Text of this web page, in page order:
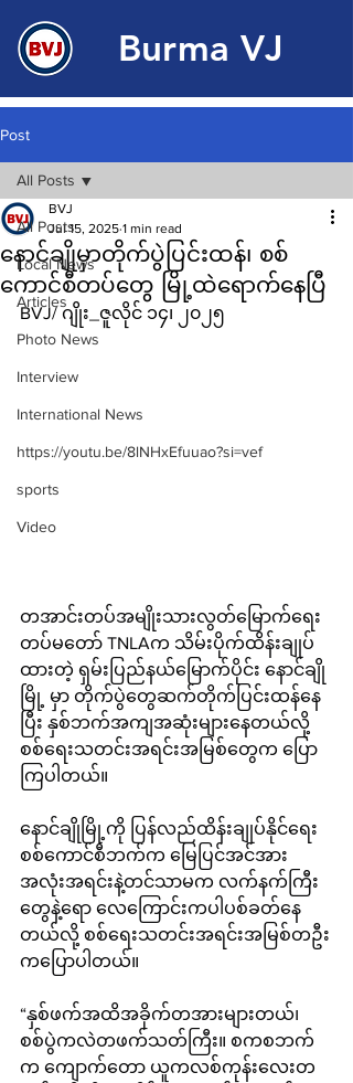
Burma VJ
Post
All Posts
Local News
Articles
Photo News
Interview
International News
https://youtu.be/8lNHxEfuuao?si=vef
sports
Video
All Posts
နောင်ချိုမှာတိုက်ပွဲပြင်းထန်၊ စစ်
ကောင်စီတပ်တွေ မြို့ထဲရောက်နေပြီ
BVJ
Jul 15, 2025 1 min read
BVJ/ ဂျိုး_ဇူလိုင် ၁၄၊ ၂၀၂၅
တအာင်းတပ်အမျိုးသားလွတ်မြောက်ရေး
တပ်မတော် TNLAက သိမ်းပိုက်ထိန်းချုပ်
ထားတဲ့ ရှမ်းပြည်နယ်မြောက်ပိုင်း နောင်ချို
မြို့ မှာ တိုက်ပွဲတွေဆက်တိုက်ပြင်းထန်နေ
ပြီး နှစ်ဘက်အကျအဆုံးများနေတယ်လို့
စစ်ရေးသတင်းအရင်းအမြစ်တွေက ပြော
ကြပါတယ်။
နောင်ချိုမြို့ကို ပြန်လည်ထိန်းချုပ်နိုင်ရေး
စစ်ကောင်စီဘက်က မြေပြင်အင်အား
အလုံးအရင်းနဲ့တင်သာမက လက်နက်ကြီး
တွေနဲ့ရော လေကြောင်းကပါပစ်ခတ်နေ
တယ်လို့ စစ်ရေးသတင်းအရင်းအမြစ်တဦး
ကပြောပါတယ်။
“နှစ်ဖက်အထိအခိုက်တအားများတယ်၊
စစ်ပွဲကလဲတဖက်သတ်ကြီး။ စကစဘက်
က ကျောက်တော ယူကလစ်ကုန်းလေးတ